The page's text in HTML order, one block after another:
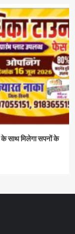
साथ मिलेगा सपनों के